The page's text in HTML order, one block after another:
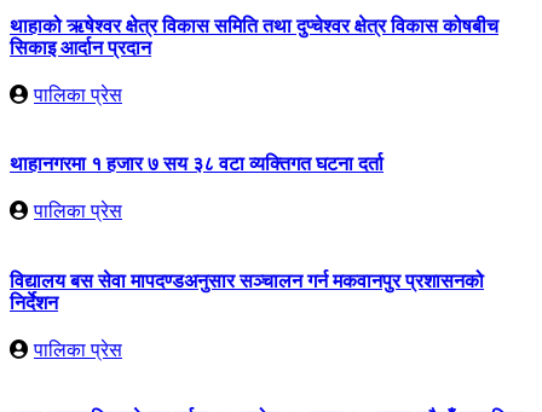
थाहाको ऋषेश्वर क्षेत्र विकास समिति तथा दुप्चेश्वर क्षेत्र विकास कोषबीच
सिकाइ आर्दान प्रदान
पालिका प्रेस
थाहानगरमा १ हजार ७ सय ३८ वटा व्यक्तिगत घटना दर्ता
पालिका प्रेस
विद्यालय बस सेवा मापदण्डअनुसार सञ्चालन गर्न मकवानपुर प्रशासनको
निर्देशन
पालिका प्रेस